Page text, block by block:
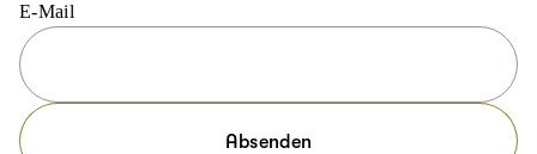
E-Mail
Absenden